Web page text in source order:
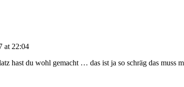
at 22:04
hast du wohl gemacht … das ist ja so schräg das